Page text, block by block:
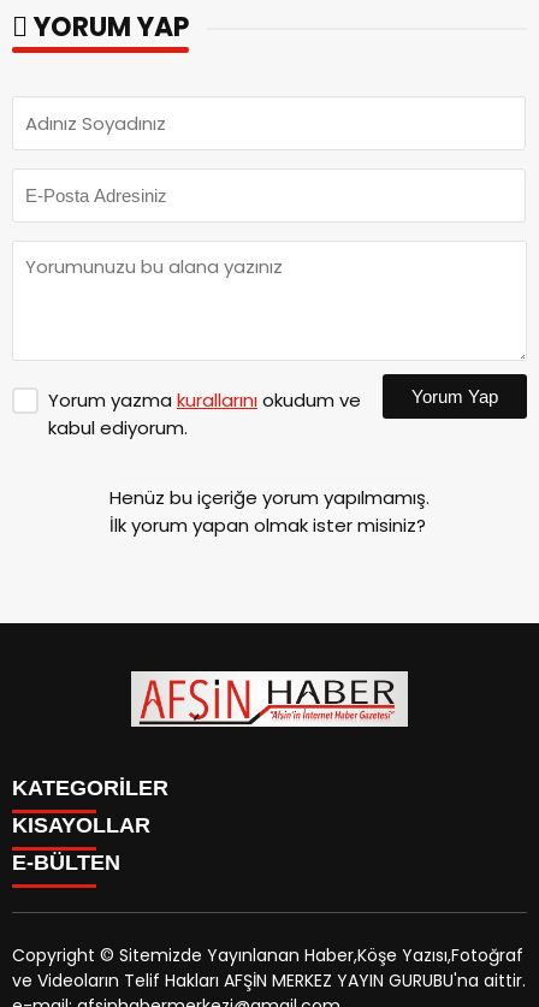
YORUM YAP
Yorum yazma kurallarınıokudum ve
kabul ediyorum.
Yorum Yap
Henüz bu içeriğe yorum yapılmamış.
İlk yorum yapan olmak ister misiniz?
KATEGORİLER
SİYASET
EĞİTİM
MAGAZİN
MANŞETLER
ÖZEL HABER
KISAYOLLAR
SİYASET
EĞİTİM
KÜLTÜR SANAT
MAGAZİN
E-BÜLTEN
afsinhaber.com e-bültenine abone olarak, tarafınıza haber,
Copyright © Sitemizde Yayınlanan Haber,Köşe Yazısı,Fotoğraf
ve Videoların Telif Hakları AFŞİN MERKEZ YAYIN GURUBU'na aittir.